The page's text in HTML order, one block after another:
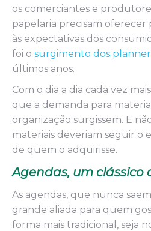
os comerciantes e
papelaria precisam
às expectativas dos
foi o surgimento dos
últimos anos.
Com o dia a dia cada vez
que a demanda para
organização surgissem. E
materiais deveriam seguir o
de quem o adquirisse.
Agendas, um
As agendas, que nunca
grande aliada para quem
forma mais tradicional, seja